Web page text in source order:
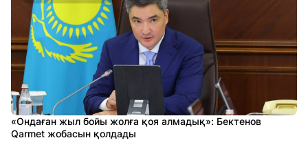
«Ондаған жыл бойы жолға қоя алмадық»: Бектенов
Qarmet жобасын қолдады